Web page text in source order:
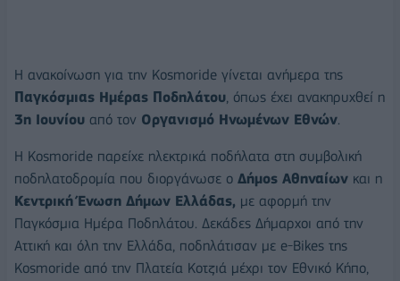
Η ανακοίνωση για την Kosmoride γίνεται ανήμερα της
Παγκόσμιας Ημέρας Ποδηλάτου , όπως έχει ανακηρυχθεί η
3η Ιουνίου από τον Οργανισμό Ηνωμένων Εθνών.
Η Kosmoride παρείχε ηλεκτρικά ποδήλατα στη συμβολική
ποδηλατοδρομία που διοργάνωσε ο Δήμος Αθηναίων και η
Κεντρική Ένωση Δήμων Ελλάδας, με αφορμή την
Παγκόσμια Ημέρα Ποδηλάτου. Δεκάδες Δήμαρχοι από την
Αττική και όλη την Ελλάδα, ποδηλάτισαν με e-Bikes της
Kosmoride από την Πλατεία Κοτζιά μέχρι τον Εθνικό Κήπο,